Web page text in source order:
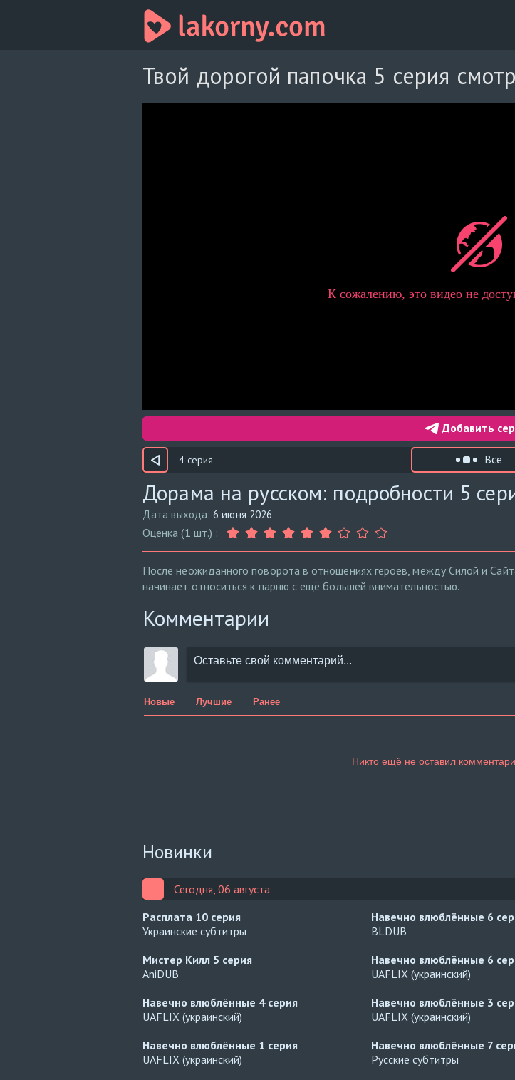
Твой дорогой папочка 5 серия
Добавить
4 серия Все
Дорама на русском: подробности 5
Дата выхода:6 июня 2026
Оценка (1 шт.) :
После неожиданного поворота в отношениях героев, между Силой и
начинает относиться к парню с ещё большей внимательностью.
Комментарии
Новые Лучшие Ранее
Новинки
Сегодня, 06 августа
Расплата 10 серия
Украинские субтитры
Навечно влюблённые 6
BLDUB
Мистер Килл 5 серия
AniDUB
Навечно влюблённые 6
UAFLIX (украинский)
Навечно влюблённые 4 серия
UAFLIX (украинский)
Навечно влюблённые 3
UAFLIX (украинский)
Навечно влюблённые 1 серия
UAFLIX (украинский)
Навечно влюблённые 7
Русские субтитры